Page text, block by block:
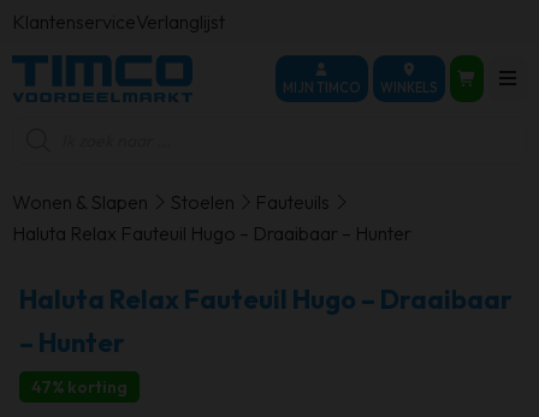
KlantenserviceVerlanglijst
MIJN TIMCO WINKELS
Wonen & Slapen Stoelen
Fauteuils
Haluta Relax Fauteuil Hugo – Draaibaar – Hunter
Haluta Relax Fauteuil Hugo – Draaibaar
– Hunter
47% korting